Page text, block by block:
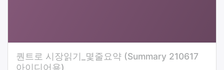
퀀트로 시장읽기_몇줄요약 (Summary 210617
아이디어용)